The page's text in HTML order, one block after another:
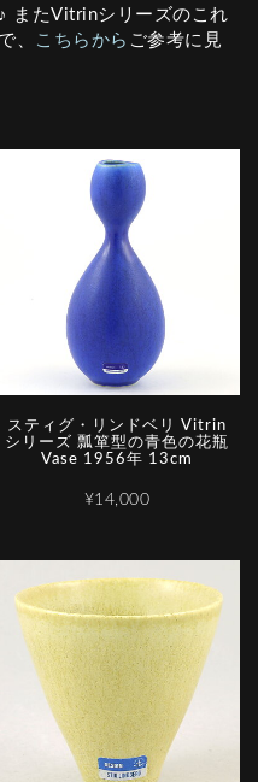
またVitrinシリーズのこれ
、
こちらから ご参考に見
スティグ・リンドベリ Vitrin
シリーズ 瓢箪型の青色の花瓶
Vase 1956年 13cm
¥14,000